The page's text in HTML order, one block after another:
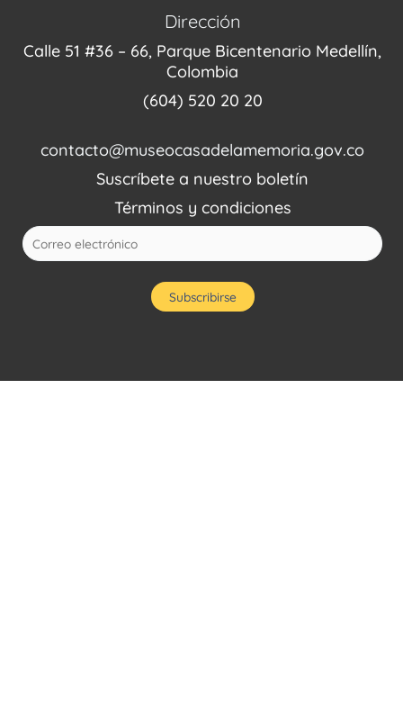
Dirección
Calle 51 #36 – 66, Parque Bicentenario Medellín,
Colombia
(604) 520 20 20
contacto@museocasadelamemoria.gov.co
Suscríbete a nuestro boletín
Términos y condiciones